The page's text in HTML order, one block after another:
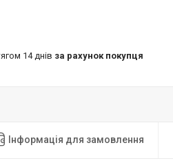
14 днів за рахунок покупця
Інформація для замовлення